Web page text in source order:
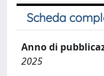
Scheda
Anno di
2025